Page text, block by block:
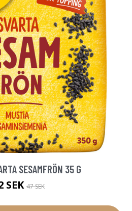
SESAMFRÖN 35 G
SEK47 SEK